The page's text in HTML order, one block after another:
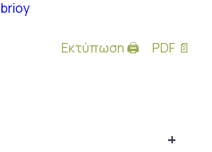
Εκτύπωση 🖨 PDF 📄
+